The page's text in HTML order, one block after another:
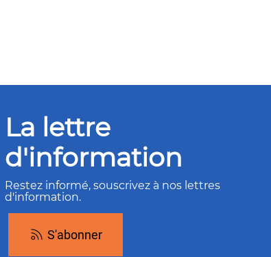
La lettre
d'information
Restez informé, souscrivez à nos lettres
d'information.
S'abonner